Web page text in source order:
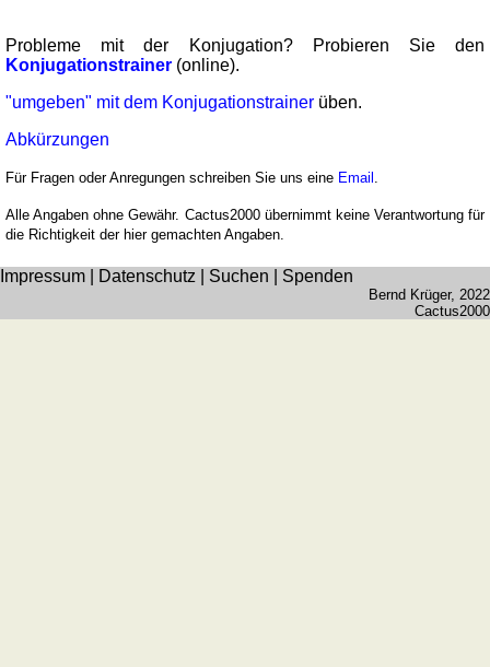
Probleme mit der Konjugation? Probieren Sie den
Konjugationstrainer (online).
"umgeben" mit dem Konjugationstrainer üben.
Abkürzungen
Für Fragen oder Anregungen schreiben Sie uns eine Email .
Alle Angaben ohne Gewähr. Cactus2000 übernimmt keine Verantwortung für
die Richtigkeit der hier gemachten Angaben.
Impressum Datenschutz Suchen Spenden
Bernd Krüger, 2022
Cactus2000